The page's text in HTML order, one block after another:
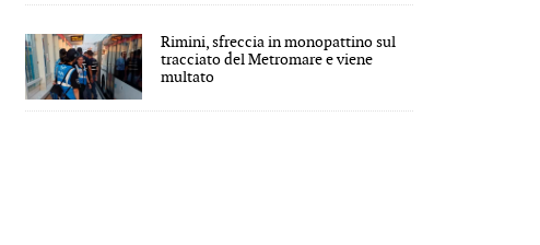
Rimini, sfreccia in monopattino sul
tracciato del Metromare e viene
multato